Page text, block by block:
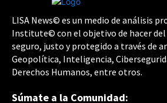
LISA News© es un medio de análisis
Institute© con el objetivo de hacer del
seguro, justo y protegido a través de
Geopolítica, Inteligencia,
Derechos Humanos, entre otros.
Súmate a la Comunidad: